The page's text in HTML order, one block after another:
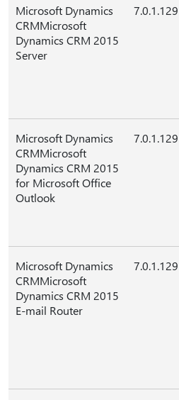
Microsoft Dynamics
CRMMicrosoft
Dynamics CRM 2015
Server
7.0.1.129
Microsoft Dynamics
CRMMicrosoft
Dynamics CRM 2015
for Microsoft Office
Outlook
7.0.1.129
Microsoft Dynamics
CRMMicrosoft
Dynamics CRM 2015
E-mail Router
7.0.1.129